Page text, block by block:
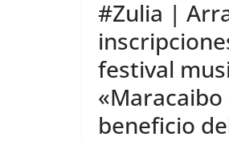
#Zulia |
festival
«Maracaibo
beneficio